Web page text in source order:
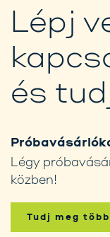
Lépj
és
Légy
közben!
Tudj meg